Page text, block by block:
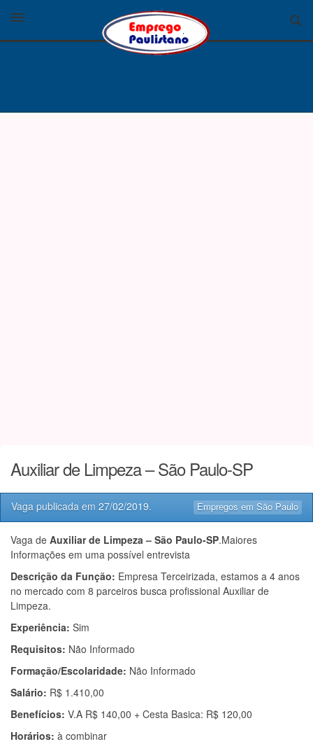
Auxiliar de Limpeza – São Paulo-SP
Empregos em São Paulo
Vaga publicada em 27/02/2019.
Vaga de Auxiliar de Limpeza – São Paulo-SP.Maiores
Informações em uma possível entrevista
Descrição da Função: Empresa Terceirizada, estamos a 4 anos
no mercado com 8 parceiros busca profissional Auxiliar de
Limpeza.
Experiência: Sim
Requisitos: Não Informado
Formação/Escolaridade: Não Informado
Salário: R$ 1.410,00
Benefícios: V.A R$ 140,00 + Cesta Basica: R$ 120,00
Horários: à combinar